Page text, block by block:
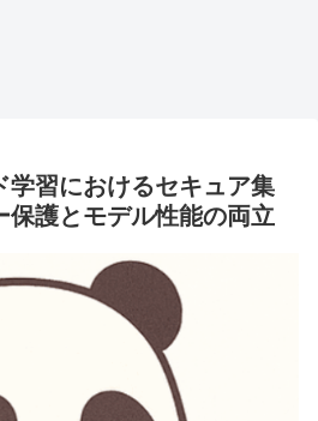
学習におけるセキュア集
保護とモデル性能の両立